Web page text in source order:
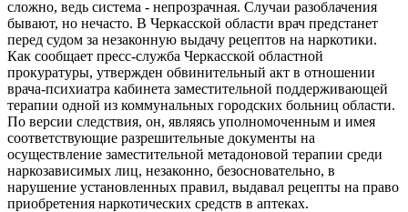
сложно, ведь система - непрозрачная. Случаи разоблачения
бывают, но нечасто. В Черкасской области врач предстанет
перед судом за незаконную выдачу рецептов на наркотики.
Как сообщает пресс-служба Черкасской областной
прокуратуры, утвержден обвинительный акт в отношении
врача-психиатра кабинета заместительной поддерживающей
терапии одной из коммунальных городских больниц области.
По версии следствия, он, являясь уполномоченным и имея
соответствующие разрешительные документы на
осуществление заместительной метадоновой терапии среди
наркозависимых лиц, незаконно, безосновательно, в
нарушение установленных правил, выдавал рецепты на право
приобретения наркотических средств в аптеках.